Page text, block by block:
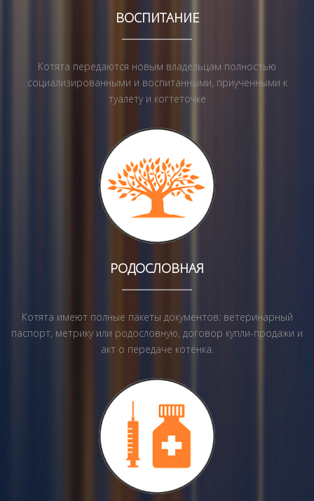
ВОСПИТАНИЕ
Котята передаются новым владельцам полностью
социализированными и воспитанными, приученными к
туалету и когтеточке
РОДОСЛОВНАЯ
Котята имеют полные пакеты документов: ветеринарный
паспорт, метрику или родословную, договор купли-продажи и
акт о передаче котёнка.